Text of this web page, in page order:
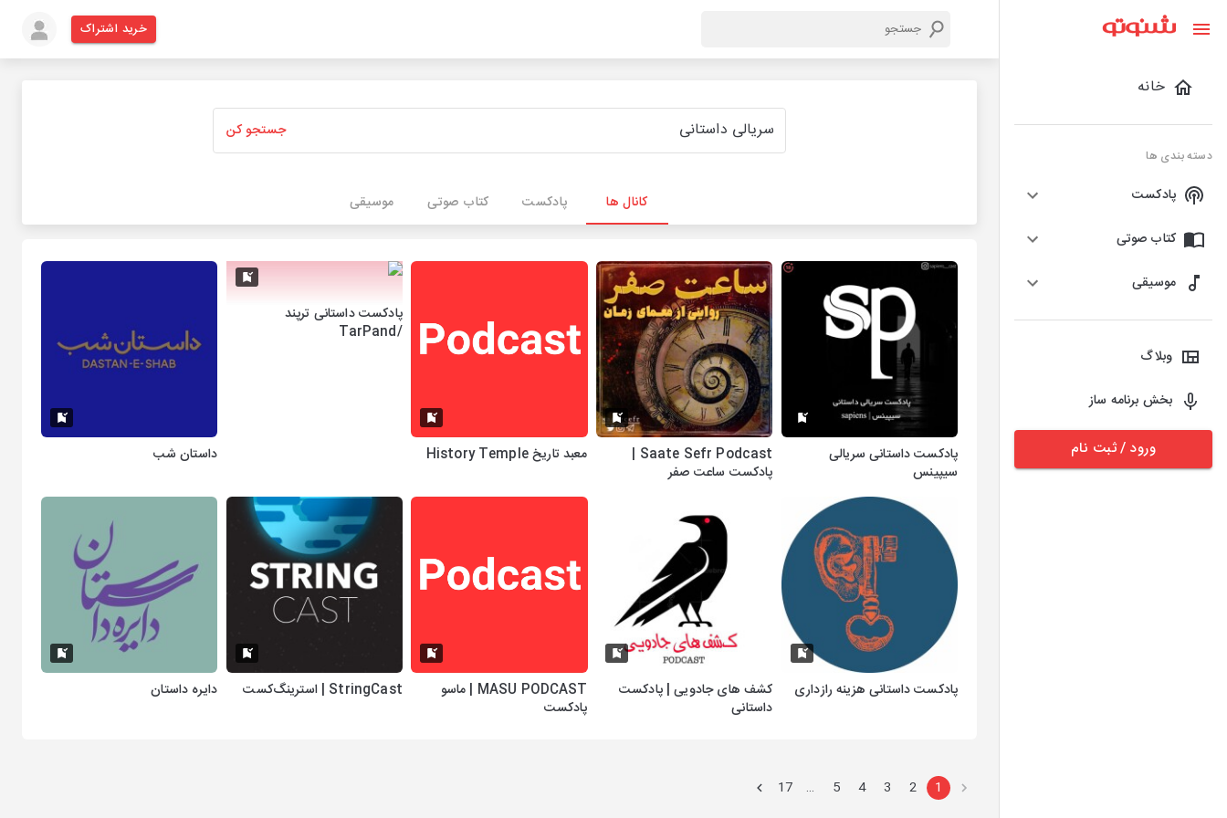
خانه
دسته بندی ها
پادکست
کتاب صوتی
موسیقی
وبلاگ
بخش برنامه ساز
ورود / ثبت نام
خرید اشتراک
جستجو کن
کانال ها پادکست کتاب صوتی موسیقی
پادکست داستانی سریالی
سیپینس
Saate Sefr Podcast |
پادکست ساعت صفر
معبد تاریخ History Temple
پادکست داستانی ترپند
/TarPand
داستان شب
پادکست داستانی هزینه رازداری
کشف های جادویی | پادکست
داستانی
MASU PODCAST | ماسو
پادکست
StringCast | استرینگ‌کست دایره داستان
1
2
3
4
5
…
17